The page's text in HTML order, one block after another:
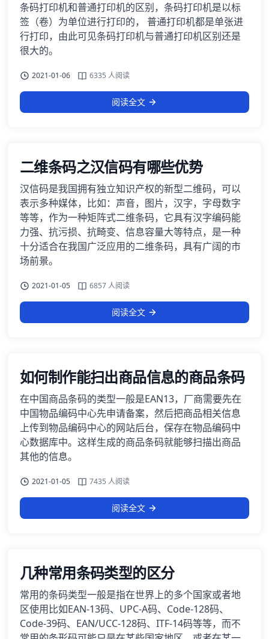
条码打印机和普通打印机的区别，条码打印机是以标
签（卷）为单位进行打印的， 普通打印机都是单张进
行打印，由此可见条码打印机与普通打印机区别还是
很大的。
2021-01-06 6335 人阅读
阅读全文
二维条码之汉信码有哪些优势
汉信码是我国拥有独立知识产权的新型二维码，可以
表示多种媒体，比如：声音，图片，汉字，字母数字
等等，作为一种矩阵式二维条码，它具有汉字编码能
力强、抗污损、抗畸变、信息容量大等特点，是一种
十分适合在我国广泛应用的二维条码，具有广阔的市
场前景。
2021-01-05 6857 人阅读
阅读全文
如何制作能扫出商品信息的商品条码
在中国商品条码的类型一般是EAN13，厂商需要先在
中国物品编码中心先申请备案，然后把商品相关信息
上传到物品编码中心的网站后台，保存在物品编码中
心数据库中。这样生成的商品条码就能够扫描出商品
其他的信息。
2021-01-05 7435 人阅读
阅读全文
几种常用条码类型的区分
常用的条码类型一般是指在世界上的多个国家或者地
区使用比如EAN-13码、UPC-A码、Code-128码、
Code-39码、EAN/UCC-128码、ITF-14码等等，而不